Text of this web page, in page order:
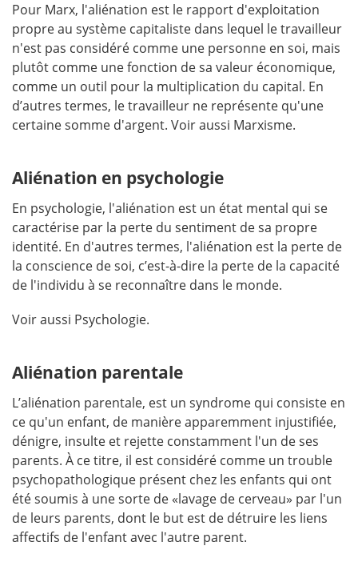
Pour Marx, l'aliénation est le rapport d'exploitation
propre au système capitaliste dans lequel le travailleur
n'est pas considéré comme une personne en soi, mais
plutôt comme une fonction de sa valeur économique,
comme un outil pour la multiplication du capital. En
d’autres termes, le travailleur ne représente qu'une
certaine somme d'argent. Voir aussi Marxisme.
Aliénation en psychologie
En psychologie, l'aliénation est un état mental qui se
caractérise par la perte du sentiment de sa propre
identité. En d'autres termes, l'aliénation est la perte de
la conscience de soi, c’est-à-dire la perte de la capacité
de l'individu à se reconnaître dans le monde.
Voir aussi Psychologie.
Aliénation parentale
L’aliénation parentale, est un syndrome qui consiste en
ce qu'un enfant, de manière apparemment injustifiée,
dénigre, insulte et rejette constamment l'un de ses
parents. À ce titre, il est considéré comme un trouble
psychopathologique présent chez les enfants qui ont
été soumis à une sorte de «lavage de cerveau» par l'un
de leurs parents, dont le but est de détruire les liens
affectifs de l'enfant avec l'autre parent.